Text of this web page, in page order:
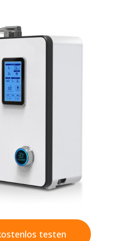
testen